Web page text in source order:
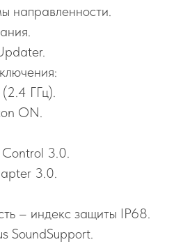
направленности.
ГГц).
ON.
3.0.
3.0.
– индекс защиты IP68.
SoundSupport.